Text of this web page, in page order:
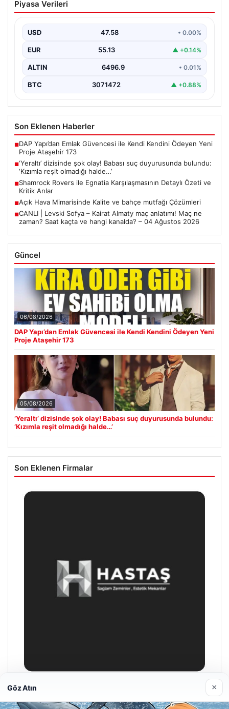
duyurusunda bulundu: ‘Kızımla reşit
Piyasa Verileri
USD 47.58 • 0.00%
EUR 55.13 ▲ +0.14%
ALTIN 6496.9 • 0.01%
BTC 3071472 ▲ +0.88%
Son Eklenen Haberler
■DAP Yapı’dan Emlak Güvencesi ile Kendi Kendini Ödeyen Yeni
Proje Ataşehir 173
■‘Yeraltı’ dizisinde şok olay! Babası suç duyurusunda bulundu:
‘Kızımla reşit olmadığı halde…’
■Shamrock Rovers ile Egnatia Karşılaşmasının Detaylı Özeti ve
Kritik Anlar
■Açık Hava Mimarisinde Kalite ve bahçe mutfağı Çözümleri
■CANLI | Levski Sofya – Kairat Almaty maç anlatımı! Maç ne
zaman? Saat kaçta ve hangi kanalda? – 04 Ağustos 2026
Güncel
06/08/2026
DAP Yapı’dan Emlak Güvencesi ile Kendi Kendini Ödeyen Yeni
Proje Ataşehir 173
05/08/2026
‘Yeraltı’ dizisinde şok olay! Babası suç duyurusunda bulundu:
‘Kızımla reşit olmadığı halde…’
Son Eklenen Firmalar
Hastaş Beton
26/05/2026
Göz Atın ×